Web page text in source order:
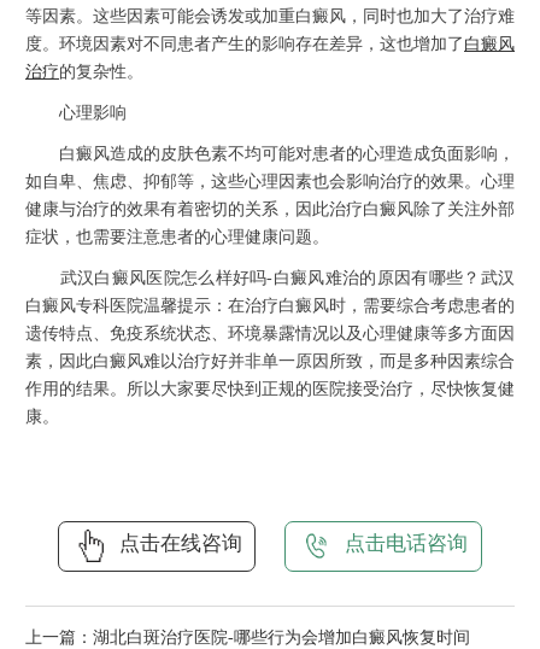
等因素。这些因素可能会诱发或加重白癜风，同时也加大了治疗难
度。环境因素对不同患者产生的影响存在差异，这也增加了 白癜风
治疗的复杂性。
心理影响
白癜风造成的皮肤色素不均可能对患者的心理造成负面影响，
如自卑、焦虑、抑郁等，这些心理因素也会影响治疗的效果。心理
健康与治疗的效果有着密切的关系，因此治疗白癜风除了关注外部
症状，也需要注意患者的心理健康问题。
武汉白癜风医院怎么样好吗-白癜风难治的原因有哪些？武汉
白癜风专科医院温馨提示：在治疗白癜风时，需要综合考虑患者的
遗传特点、免疫系统状态、环境暴露情况以及心理健康等多方面因
素，因此白癜风难以治疗好并非单一原因所致，而是多种因素综合
作用的结果。所以大家要尽快到正规的医院接受治疗，尽快恢复健
康。
点击在线咨询 点击电话咨询
上一篇： 湖北白斑治疗医院-哪些行为会增加白癜风恢复时间